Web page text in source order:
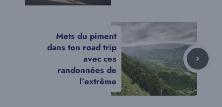
Mets du piment
dans ton road trip
avec ces
randonnées de
l’extrême